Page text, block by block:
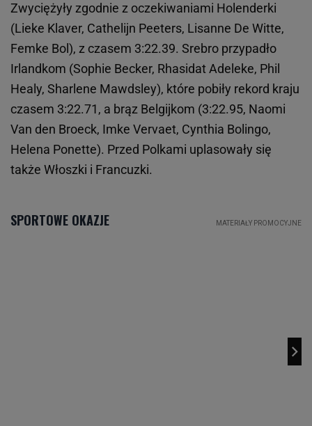
Zwyciężyły zgodnie z oczekiwaniami Holenderki
(Lieke Klaver, Cathelijn Peeters, Lisanne De Witte,
Femke Bol), z czasem 3:22.39. Srebro przypadło
Irlandkom (Sophie Becker, Rhasidat Adeleke, Phil
Healy, Sharlene Mawdsley), które pobiły rekord kraju
czasem 3:22.71, a brąz Belgijkom (3:22.95, Naomi
Van den Broeck, Imke Vervaet, Cynthia Bolingo,
Helena Ponette). Przed Polkami uplasowały się
także Włoszki i Francuzki.